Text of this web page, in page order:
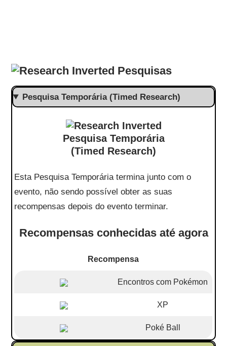
Pesquisas
Pesquisa Temporária (Timed Research)
Pesquisa Temporária
(Timed Research)
Esta Pesquisa Temporária termina junto com o
evento, não sendo possível obter as suas
recompensas depois do evento terminar.
Recompensas conhecidas até agora
Recompensa
Encontros com Pokémon
XP
Poké Ball